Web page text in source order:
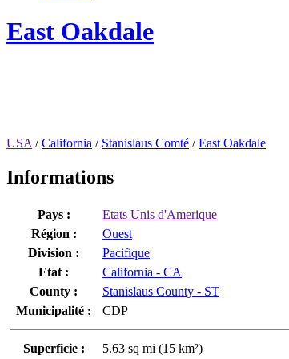
East Oakdale
USA /California / Stanislaus Comté /East Oakdale
Informations
Pays :
Etats Unis d'Amerique
Région :
Ouest
Division :
Pacifique
Etat :
California - CA
County :
Stanislaus County - ST
Municipalité :
CDP
Superficie :
5.63 sq mi (15 km²)